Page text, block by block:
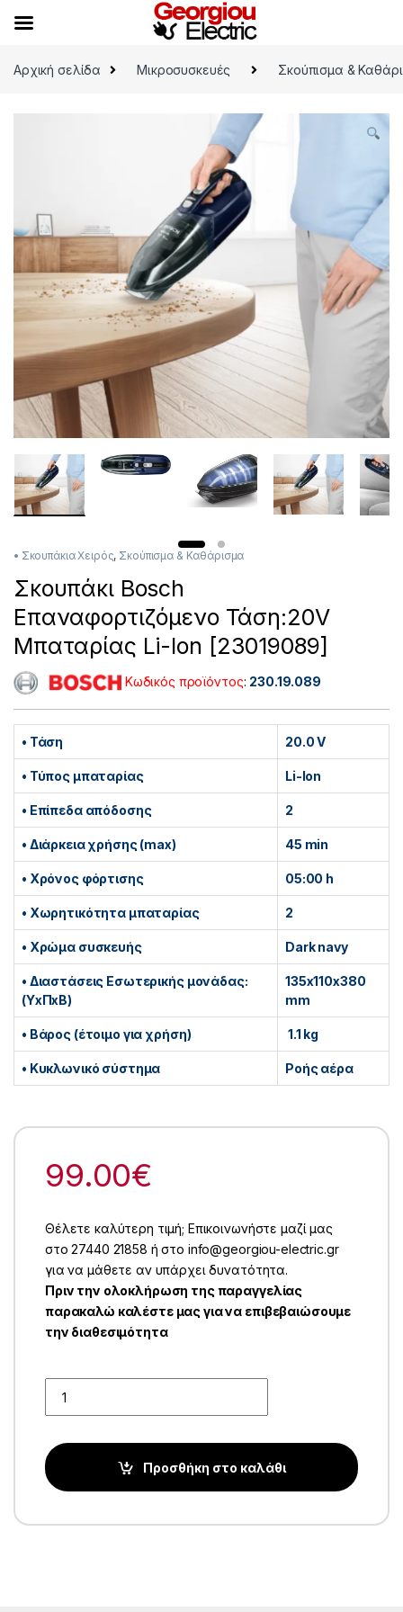
Αρχική σελίδα
Μικροσυσκευές Σκούπισμα &
• Σκουπάκια Χειρός, Σκούπισμα & Καθάρισμα
Σκουπάκι Bosch
Επαναφορτιζόμενo Τάση:20V
Μπαταρίας Li-Ion [23019089]
Κωδικός προϊόντος: 230.19.089
• Τάση 20.0 V
• Τύπος μπαταρίας Li-Ion
• Επίπεδα απόδοσης 2
• Διάρκεια χρήσης (max) 45 min
• Χρόνος φόρτισης 05:00 h
• Χωρητικότητα μπαταρίας 2
• Χρώμα συσκευής Dark navy
• Διαστάσεις Εσωτερικής μονάδας:
(ΥxΠxΒ)
135x110x380
mm
• Βάρος (έτοιμο για χρήση) 1.1 kg
• Κυκλωνικό σύστημα Ροής αέρα
99.00€
Θέλετε καλύτερη τιμή; Επικοινωνήστε μαζί μας
στο 27440 21858 ή στο info@georgiou-electric.gr
για να μάθετε αν υπάρχει δυνατότητα.
Πριν την ολοκλήρωση της παραγγελίας
παρακαλώ καλέστε μας για να επιβεβαιώσουμε
την διαθεσιμότητα
Προσθήκη στο καλάθι